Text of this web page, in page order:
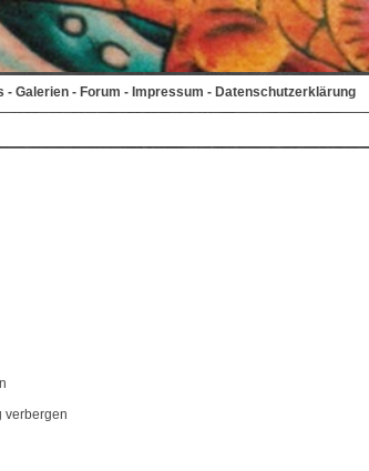
- Galerien - Forum - Impressum - Datenschutzerklärung
verbergen